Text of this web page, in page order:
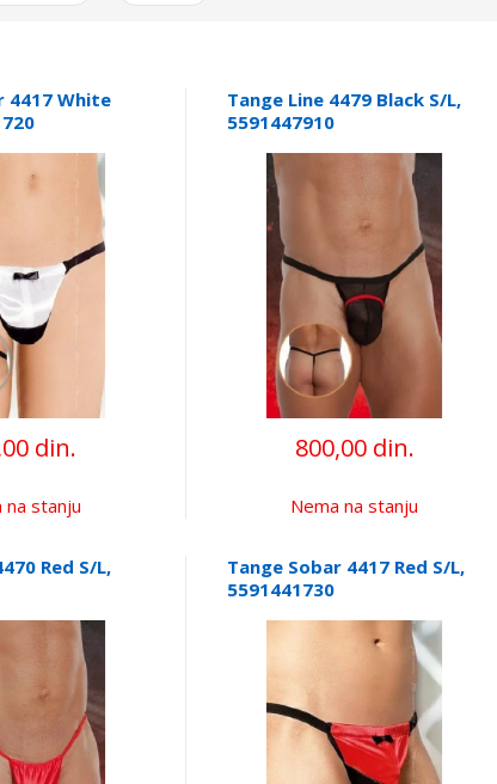
4417 White
din.
na stanju
Tange Line 4479 Black S/L,
5591447910
800,00 din.
Nema na stanju
Red S/L,
Tange Sobar 4417 Red S/L,
5591441730